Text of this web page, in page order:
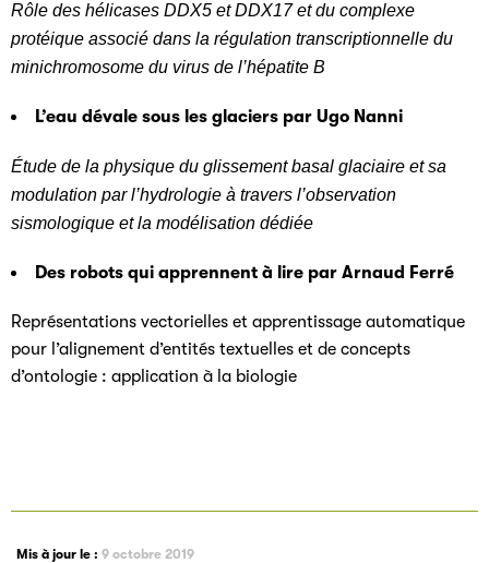
Rôle des hélicases DDX5 et DDX17 et du complexe
protéique associé dans la régulation transcriptionnelle du
minichromosome du virus de l’hépatite B
L’eau dévale sous les glaciers par Ugo Nanni
Étude de la physique du glissement basal glaciaire et sa
modulation par l’hydrologie à travers l’observation
sismologique et la modélisation dédiée
Des robots qui apprennent à lire par Arnaud Ferré
Représentations vectorielles et apprentissage automatique
pour l’alignement d’entités textuelles et de concepts
d’ontologie : application à la biologie
Mis à jour le : 9 octobre 2019